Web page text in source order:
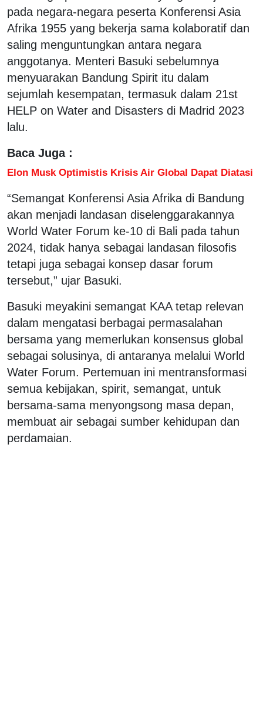
pada negara-negara peserta Konferensi Asia
Afrika 1955 yang bekerja sama kolaboratif dan
saling menguntungkan antara negara
anggotanya. Menteri Basuki sebelumnya
menyuarakan Bandung Spirit itu dalam
sejumlah kesempatan, termasuk dalam 21st
HELP on Water and Disasters di Madrid 2023
lalu.
Baca Juga :
Elon Musk Optimistis Krisis Air Global Dapat Diatasi
“Semangat Konferensi Asia Afrika di Bandung
akan menjadi landasan diselenggarakannya
World Water Forum ke-10 di Bali pada tahun
2024, tidak hanya sebagai landasan filosofis
tetapi juga sebagai konsep dasar forum
tersebut,” ujar Basuki.
Basuki meyakini semangat KAA tetap relevan
dalam mengatasi berbagai permasalahan
bersama yang memerlukan konsensus global
sebagai solusinya, di antaranya melalui World
Water Forum. Pertemuan ini mentransformasi
semua kebijakan, spirit, semangat, untuk
bersama-sama menyongsong masa depan,
membuat air sebagai sumber kehidupan dan
perdamaian.